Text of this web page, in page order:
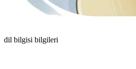
dil bilgisi bilgileri